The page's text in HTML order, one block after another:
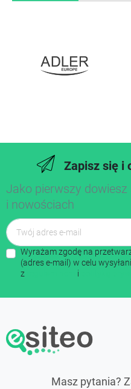
Zapisz się i
Jako pierwszy
i nowościach
Wyrażam zgodę na
(adres e-mail) w celu
z
i
Masz pytania?